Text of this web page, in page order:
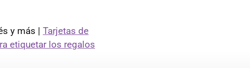
y más | Tarjetas de
etiquetar los regalos